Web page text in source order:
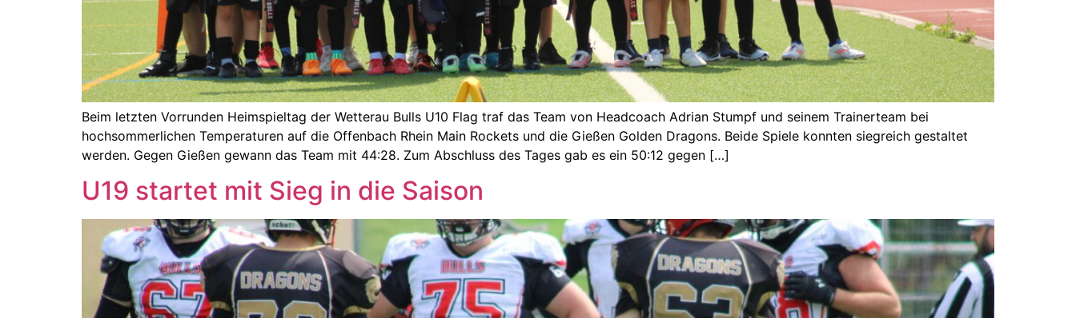
Beim letzten Vorrunden Heimspieltag der Wetterau Bulls U10 Flag traf das Team von Headcoach Adrian Stumpf und seinem Trainerteam bei
hochsommerlichen Temperaturen auf die Offenbach Rhein Main Rockets und die Gießen Golden Dragons. Beide Spiele konnten siegreich gestaltet
werden. Gegen Gießen gewann das Team mit 44:28. Zum Abschluss des Tages gab es ein 50:12 gegen […]
U19 startet mit Sieg in die Saison